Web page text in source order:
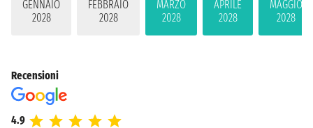
GENNAIO
2028
FEBBRAIO
2028
MARZO
2028
APRILE
2028
MAGGIO
2028
Recensioni
4.9